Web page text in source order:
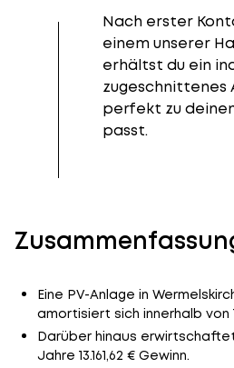
Nach erster
einem unserer
erhältst du ein
zugeschnittenes
perfekt zu
passt.
Eine PV-Anlage in
amortisiert sich innerhalb von
Darüber hinaus
Jahre 13.161,62 € Gewinn.